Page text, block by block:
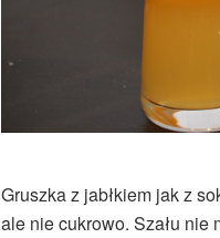
Gruszka z jabłkiem jak z
ale nie cukrowo. Szału nie